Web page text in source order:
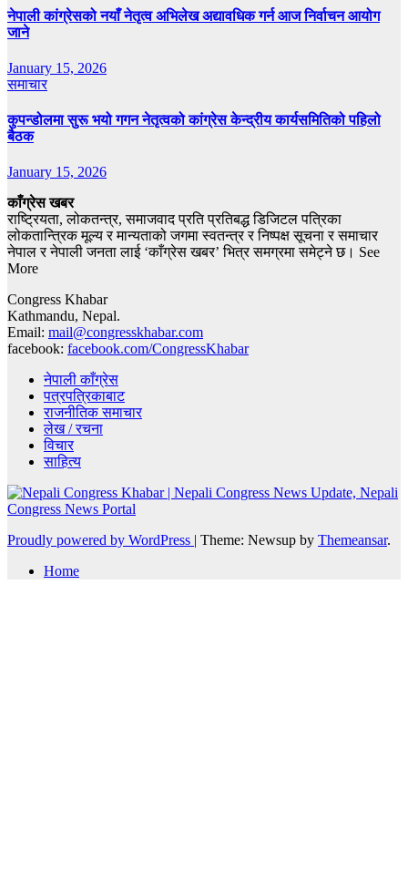
नेपाली कांग्रेसको नयाँ नेतृत्व अभिलेख अद्यावधिक गर्न आज निर्वाचन आयोग
जाने
January 15, 2026
समाचार
कुपन्डोलमा सुरू भयो गगन नेतृत्वको कांग्रेस केन्द्रीय कार्यसमितिको पहिलो
बैठक
January 15, 2026
काँग्रेस खबर
राष्ट्रियता, लोकतन्त्र, समाजवाद प्रति प्रतिबद्ध डिजिटल पत्रिका
लोकतान्त्रिक मूल्य र मान्यताको जगमा स्वतन्त्र र निष्पक्ष सूचना र समाचार
नेपाल र नेपाली जनता लाई ‘काँग्रेस खबर’ भित्र समग्रमा समेट्ने छ। See
More
Congress Khabar
Kathmandu, Nepal.
Email: mail@congresskhabar.com
facebook: facebook.com/CongressKhabar
नेपाली काँग्रेस
पत्रपत्रिकाबाट
राजनीतिक समाचार
लेख / रचना
विचार
साहित्य
Proudly powered by WordPress | Theme: Newsup by Themeansar.
Home